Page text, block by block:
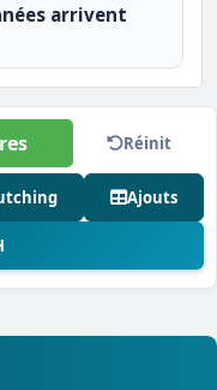
arrivent
Réinit
Ajouts